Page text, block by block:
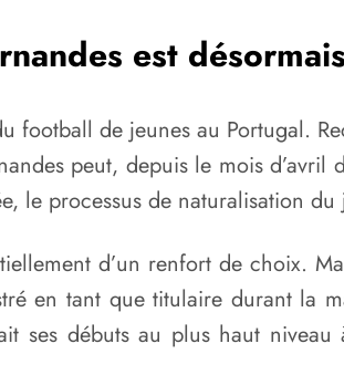
est
football de jeunes au Portugal.
peut, depuis le mois
le processus de naturalisation
d’un renfort de choix.
en tant que titulaire durant la
ses débuts au plus haut